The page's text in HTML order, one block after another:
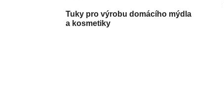
Tuky pro výrobu domácího mýdla
a kosmetiky